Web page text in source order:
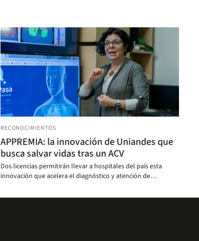
RECONOCIMIENTOS
APPREMIA: la innovación de Uniandes que
busca salvar vidas tras un ACV
Dos licencias permitirán llevar a hospitales del país esta
innovación que acelera el diagnóstico y atención de